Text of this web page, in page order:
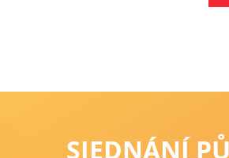
SJEDNÁNÍ